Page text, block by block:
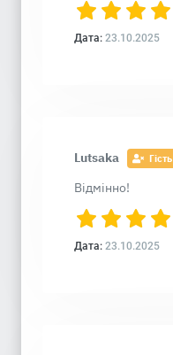
Дата: 23.10.2025
Lutsaka Гість
Відмінно!
Дата: 23.10.2025